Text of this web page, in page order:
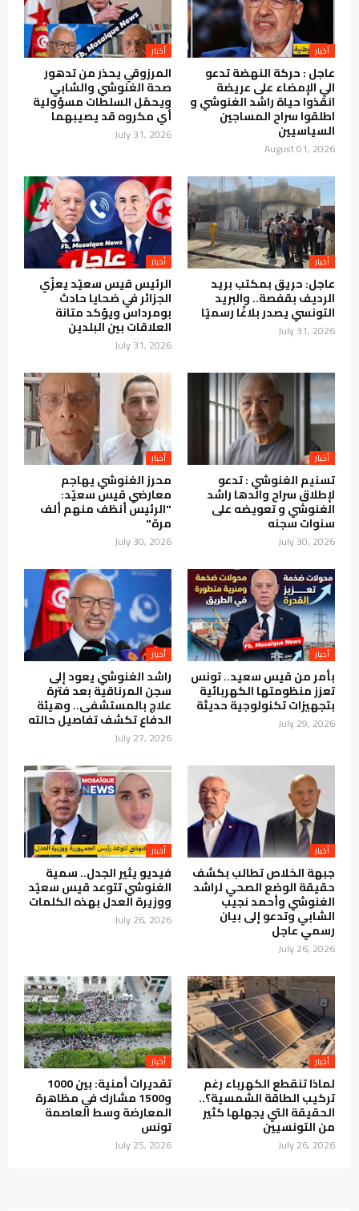
أخبار
عاجل : حركة النهضة تدعو
الي الإمضاء على عريضة
انقذوا حياة راشد الغنوشي و
اطلقوا سراح المساجين
السياسيين
August 01, 2026
أخبار
المرزوقي يحذر من تدهور
صحة الغنوشي والشابي
ويحمّل السلطات مسؤولية
أي مكروه قد يصيبهما
July 31, 2026
أخبار
عاجل: حريق بمكتب بريد
الرديف بقفصة.. والبريد
التونسي يصدر بلاغًا رسميًا
July 31, 2026
أخبار
الرئيس قيس سعيّد يعزّي
الجزائر في ضحايا حادث
بومرداس ويؤكد متانة
العلاقات بين البلدين
July 31, 2026
أخبار
تسنيم الغنوشي : تدعو
لإطلاق سراح والدها راشد
الغنوشي و تعويضه على
سنوات سجنه
July 30, 2026
أخبار
محرز الغنوشي يهاجم
معارضي قيس سعيّد:
"الرئيس أنظف منهم ألف
مرة"
July 30, 2026
أخبار
بأمر من قيس سعيد.. تونس
تعزز منظومتها الكهربائية
بتجهيزات تكنولوجية حديثة
July 29, 2026
أخبار
راشد الغنوشي يعود إلى
سجن المرناقية بعد فترة
علاج بالمستشفى.. وهيئة
الدفاع تكشف تفاصيل حالته
July 27, 2026
أخبار
جبهة الخلاص تطالب بكشف
حقيقة الوضع الصحي لراشد
الغنوشي وأحمد نجيب
الشابي وتدعو إلى بيان
رسمي عاجل
July 26, 2026
أخبار
فيديو يثير الجدل.. سمية
الغنوشي تتوعد قيس سعيّد
ووزيرة العدل بهذه الكلمات
July 26, 2026
أخبار
لماذا تنقطع الكهرباء رغم
تركيب الطاقة الشمسية؟..
الحقيقة التي يجهلها كثير
من التونسيين
July 26, 2026
أخبار
تقديرات أمنية: بين 1000
و1500 مشارك في مظاهرة
المعارضة وسط العاصمة
تونس
July 25, 2026